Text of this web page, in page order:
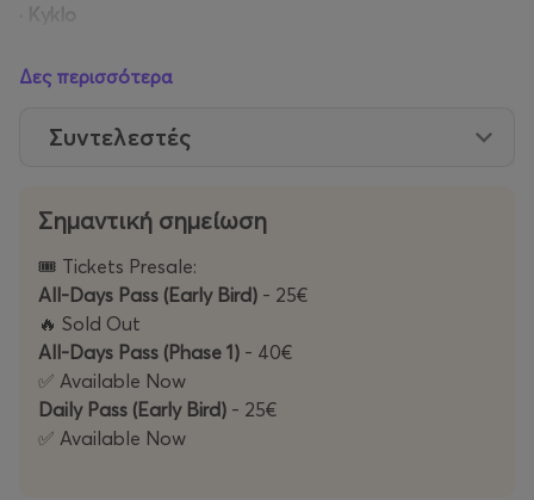
· Kyklo
12.9 ★ BACKSTAGE
· The Scratch (IRL)
13.9 ★ FRONTSTAGE
· Dub Inc (FR)
· Κοινοί Θνητοί
· Anser
· Sane
13.9 ★ BACKSTAGE
· 63 High
Δες περισσότερα
Συντελεστές
Σημαντική σημείωση
🎟️ Tickets Presale:
All-Days Pass (Early Bird) - 25€
🔥 Sold Out
All-Days Pass (Phase 1) - 40€
✅ Available Now
Daily Pass (Early Bird) - 25€
✅ Available Now